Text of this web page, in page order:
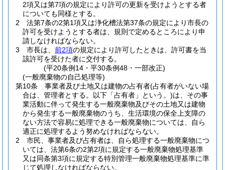
2項又は第7項の規定により許可の更新を受けようとする者
についても同様とする。
2
法第7条の2第1項又は浄化槽法第37条の規定により市長の
許可を受けようとする者は、規則で定めるところにより申
請しなければならない。
3
市長は、 前2項の規定により許可したときは、許可書を当
該許可を受けた者に交付する。
(平20条例14・平30条例48・一部改正)
(一般廃棄物の自己処理等)
第10条
事業者及び土地又は建物の占有者(占有者がいない場
合は、管理者とする。以下「占有者」という。)は、その事
業活動に伴って発生する一般廃棄物及びその土地又は建物
から発生する一般廃棄物のうち、生活環境の保全上支障の
ない方法で容易に処理できる一般廃棄物については、自ら
適正に処理するよう努めなければならない。
2
市民、事業者及び占有者は、自ら処理する一般廃棄物につ
いては、法第6条の2第2項に規定する一般廃棄物処理基準
又は同条第3項に規定する特別管理一般廃棄物処理基準に準
じて処理しなければならない。